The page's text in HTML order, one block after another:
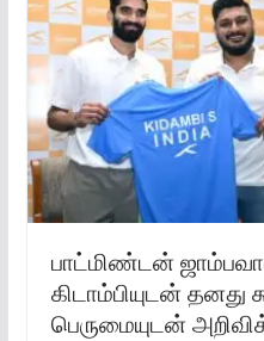
⁠பாட்மிண்டன்
கிடாம்பியுடன்
பெருமையுடன்